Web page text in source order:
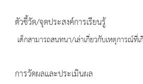
ตัวชี้วัด/จุดประสงค์การเรียนรู้
เด็กสามารถสนทนา/เล่าเกี่ยวกับเหตุการณ์ที่
การวัดผลและประเมินผล